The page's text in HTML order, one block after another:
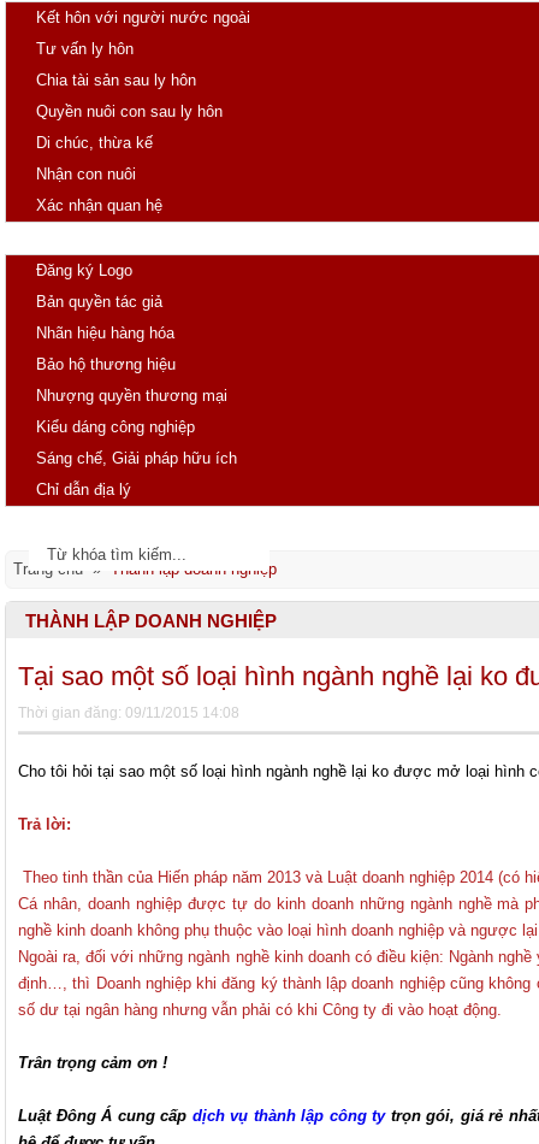
Kết hôn với người nước ngoài
Tư vấn ly hôn
Chia tài sản sau ly hôn
Quyền nuôi con sau ly hôn
Di chúc, thừa kế
Nhận con nuôi
Xác nhận quan hệ
Đăng ký Logo
Bản quyền tác giả
Nhãn hiệu hàng hóa
Bảo hộ thương hiệu
Nhượng quyền thương mại
Kiểu dáng công nghiệp
Sáng chế, Giải pháp hữu ích
Chỉ dẫn địa lý
Trang chủ » Thành lập doanh nghiệp
THÀNH LẬP DOANH NGHIỆP
Tại sao một số loại hình ngành nghề lại ko
Thời gian đăng: 09/11/2015 14:08
Cho tôi hỏi tại sao một số loại hình ngành nghề lại ko được mở loại hình
Trả lời:
Theo tinh thần của Hiến pháp năm 2013 và Luật doanh nghiệp 2014 (có
Cá nhân, doanh nghiệp được tự do kinh doanh những ngành nghề mà
nghề kinh doanh không phụ thuộc vào loại hình doanh nghiệp và ngược
Ngoài ra, đối với những ngành nghề kinh doanh có điều kiện: Ngành
định…, thì Doanh nghiệp khi đăng ký thành lập doanh nghiệp cũng
số dư tại ngân hàng nhưng vẫn phải có khi Công ty đi vào hoạt động.
Trân trọng cảm ơn !
Luật Đông Á cung cấp dịch vụ thành lập công tytrọn gói, giá rẻ